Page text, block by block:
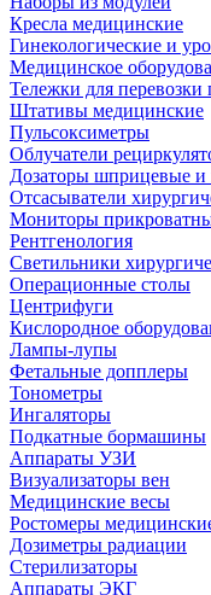
Кресла медицинские
Гинекологические и
Медицинское
Тележки для перевозки
Штативы медицинские
Пульсоксиметры
Облучатели
Дозаторы шприцевые
Отсасыватели
Мониторы
Рентгенология
Светильники
Операционные столы
Центрифуги
Кислородное
Лампы-лупы
Фетальные допплеры
Тонометры
Ингаляторы
Подкатные бормашины
Аппараты УЗИ
Визуализаторы вен
Медицинские весы
Ростомеры
Дозиметры радиации
Стерилизаторы
Аппараты ЭКГ